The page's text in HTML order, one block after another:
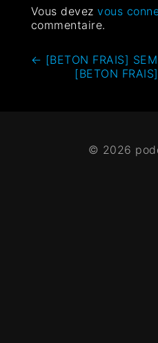
Vous devezvous
commentaire.
← [BETON FRAIS]
[BETON
© 2026